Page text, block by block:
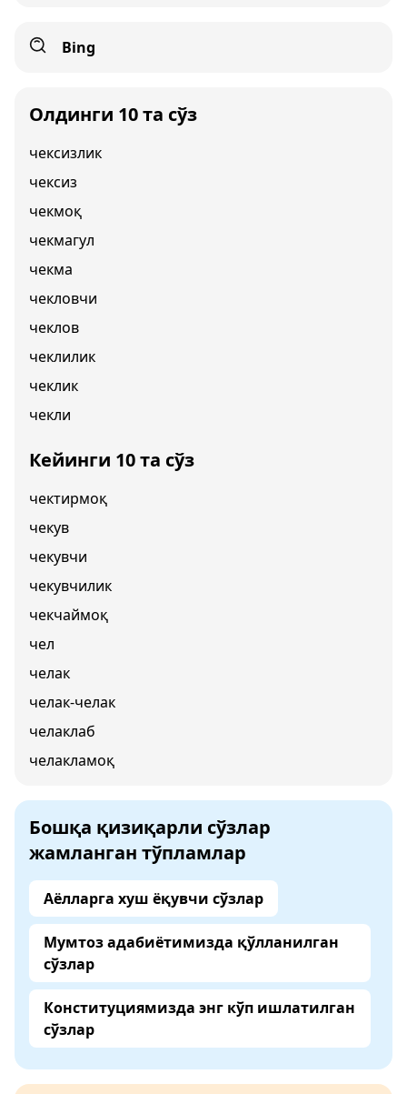
Bing
Олдинги 10 та сўз
чексизлик
чексиз
чекмоқ
чекмагул
чекма
чекловчи
чеклов
чеклилик
чеклик
чекли
Кейинги 10 та сўз
чектирмоқ
чекув
чекувчи
чекувчилик
чекчаймоқ
чел
челак
челак-челак
челаклаб
челакламоқ
Бошқа қизиқарли сўзлар
жамланган тўпламлар
Аёлларга хуш ёқувчи сўзлар
Мумтоз адабиётимизда қўлланилган
сўзлар
Конституциямизда энг кўп ишлатилган
сўзлар